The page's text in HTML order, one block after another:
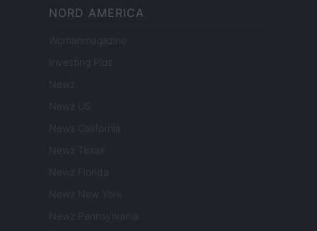
NORD AMERICA
Womanmagazine
Investing Plus
Newz
Newz US
Newz California
Newz Texas
Newz Florida
Newz New York
Newz Pennsylvania